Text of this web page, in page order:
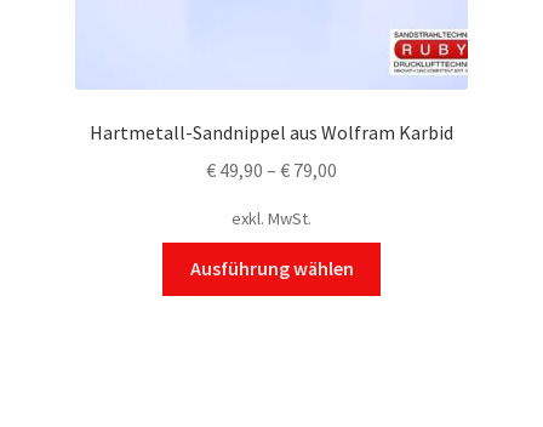
Hartmetall-Sandnippel aus Wolfram Karbid
€ 49,90 – € 79,00
exkl. MwSt.
Ausführung wählen